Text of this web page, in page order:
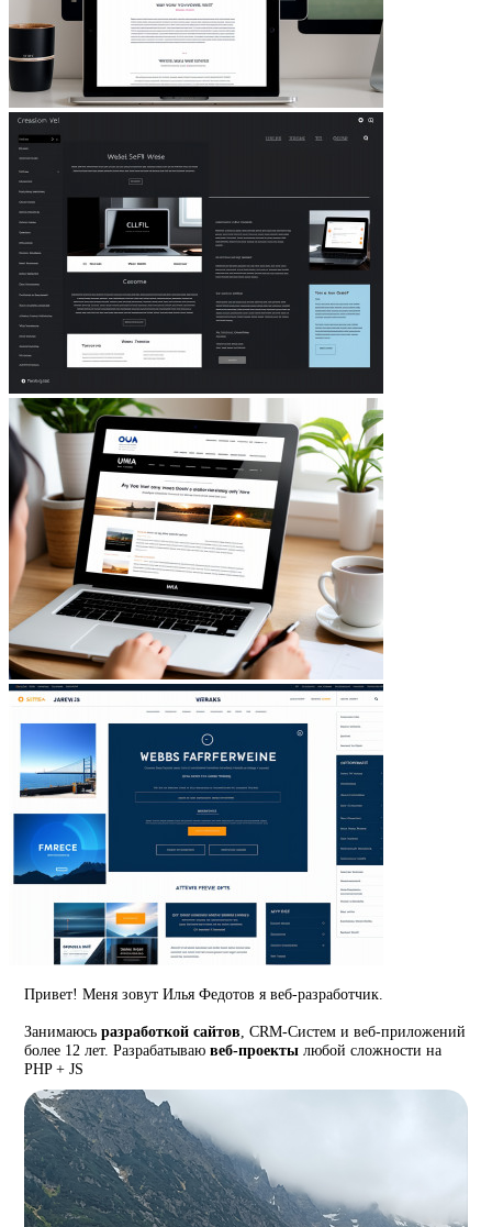
Привет! Меня зовут Илья Федотов я веб-разработчик.
Занимаюсьразработкой сайтов , CRM-Систем и веб-приложений
более 12 лет. Разрабатываювеб-проекты любой сложности на
PHP + JS